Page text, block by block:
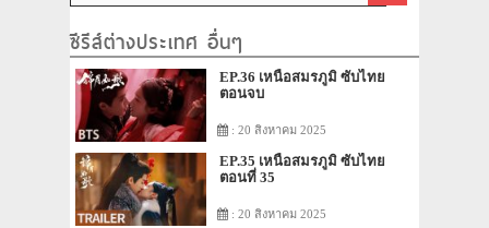
ซีรีส์ต่างประเทศ อื่นๆ
EP.36 เหนือสมรภูมิ ซับไทย
ตอนจบ
: 20 สิงหาคม 2025
EP.35 เหนือสมรภูมิ ซับไทย
ตอนที่ 35
: 20 สิงหาคม 2025